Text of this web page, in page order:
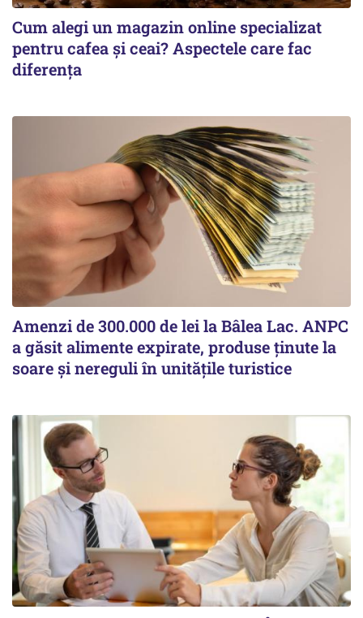
Cum alegi un magazin online specializat
pentru cafea și ceai? Aspectele care fac
diferența
Amenzi de 300.000 de lei la Bâlea Lac. ANPC
a găsit alimente expirate, produse ținute la
soare și nereguli în unitățile turistice